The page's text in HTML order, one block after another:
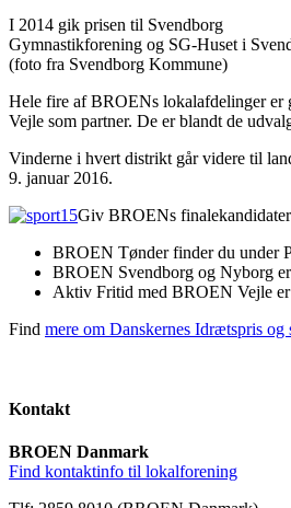
I 2014 gik prisen til Svendborg
Gymnastikforening og SG-Huset i
(foto fra Svendborg Kommune)
Hele fire af BROENs lokalafdelinger
Vejle som partner. De er blandt de
Vinderne i hvert distrikt går videre til
9. januar 2016.
Giv BROENs
BROEN Tønder finder du under
BROEN Svendborg og Nyborg
Aktiv Fritid med BROEN Vejle
Find mere om Danskernes Idrætspris og
Kontakt
BROEN Danmark
Find kontaktinfo til lokalforening